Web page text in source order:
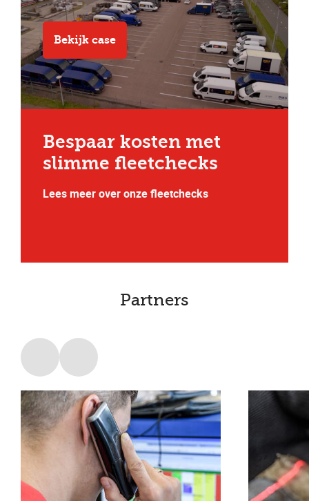
Bekijk case
Bespaar kosten met
slimme fleetchecks
Lees meer over onze fleetchecks
Partners